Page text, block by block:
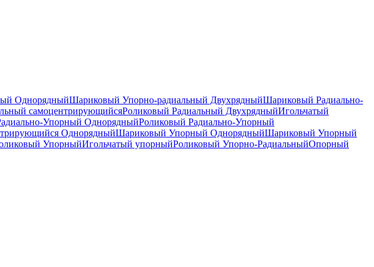
ОднорядныйШариковый Упорно-радиальный ДвухрядныйШариковый Радиально-
самоцентрирующийсяРоликовый Радиальный ДвухрядныйИгольчатый
Упорный ОднорядныйРоликовый Радиально-Упорный
ОднорядныйШариковый Упорный ОднорядныйШариковый Упорный
УпорныйИгольчатый упорныйРоликовый Упорно-РадиальныйОпорный